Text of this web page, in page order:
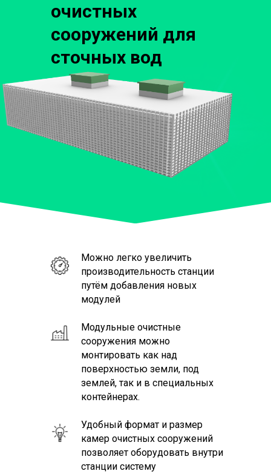
очистных
сооружений для
сточных вод
Можно легко увеличить
производительность станции
путём добавления новых
модулей
Модульные очистные
сооружения можно
монтировать как над
поверхностью земли, под
землей, так и в специальных
контейнерах.
Удобный формат и размер
камер очистных сооружений
позволяет оборудовать внутри
станции систему